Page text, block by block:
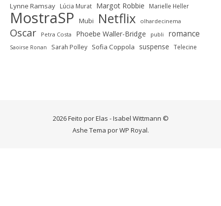
Lynne Ramsay Lúcia Murat Margot Robbie Marielle Heller
MostraSP Mubi Netflix olhardecinema
Oscar Petra Costa Phoebe Waller-Bridge publi romance
Saoirse Ronan Sarah Polley Sofia Coppola suspense Telecine
2026 Feito por Elas - Isabel Wittmann ©
Ashe Tema porWP Royal.